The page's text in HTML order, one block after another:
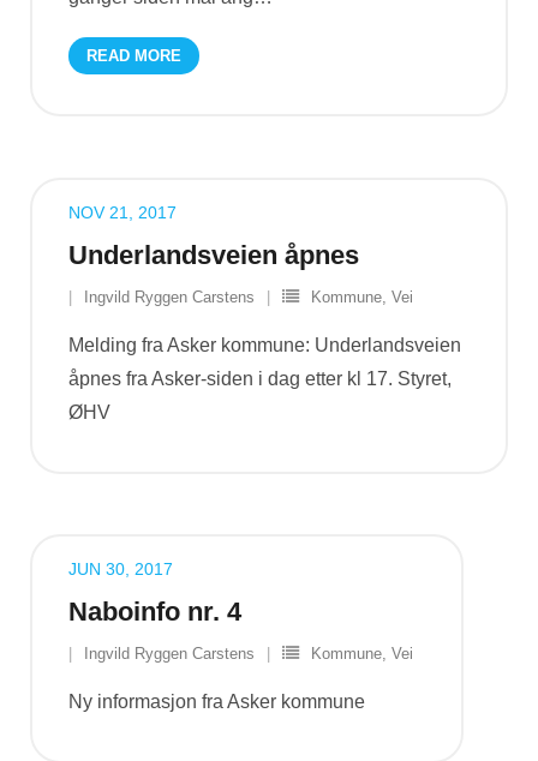
READ MORE
Underlandsveien åpnes
NOV 21, 2017
Ingvild Ryggen Carstens Kommune Vei
Melding fra Asker kommune: Underlandsveien
åpnes fra Asker-siden i dag etter kl 17. Styret,
ØHV
Naboinfo nr. 4
JUN 30, 2017
Ingvild Ryggen Carstens Kommune Vei
Ny informasjon fra Asker kommune